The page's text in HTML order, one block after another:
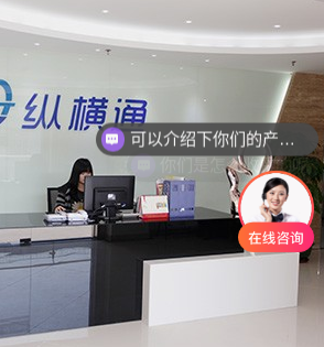
可以介绍下你们的产品么
你们是怎么收费的呢